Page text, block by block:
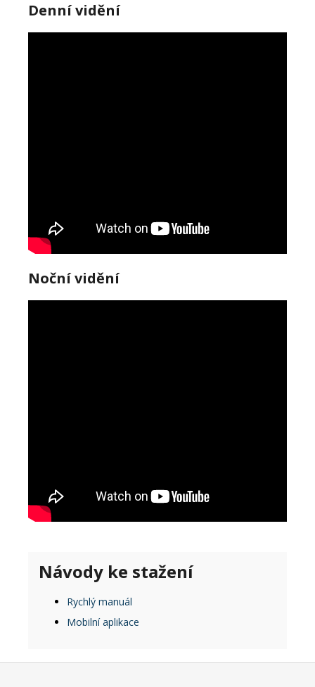
Denní vidění
Noční vidění
Návody ke stažení
Rychlý manuál
Mobilní aplikace